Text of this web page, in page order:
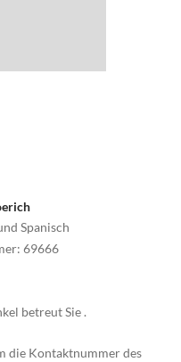
Spanisch
: 69666
betreut Sie .
die Kontaktnummer des